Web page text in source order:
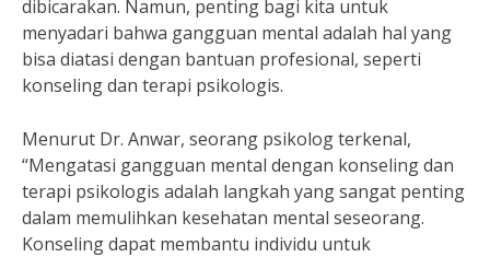
dibicarakan. Namun, penting bagi kita untuk
menyadari bahwa gangguan mental adalah hal yang
bisa diatasi dengan bantuan profesional, seperti
konseling dan terapi psikologis.
Menurut Dr. Anwar, seorang psikolog terkenal,
“Mengatasi gangguan mental dengan konseling dan
terapi psikologis adalah langkah yang sangat penting
dalam memulihkan kesehatan mental seseorang.
Konseling dapat membantu individu untuk